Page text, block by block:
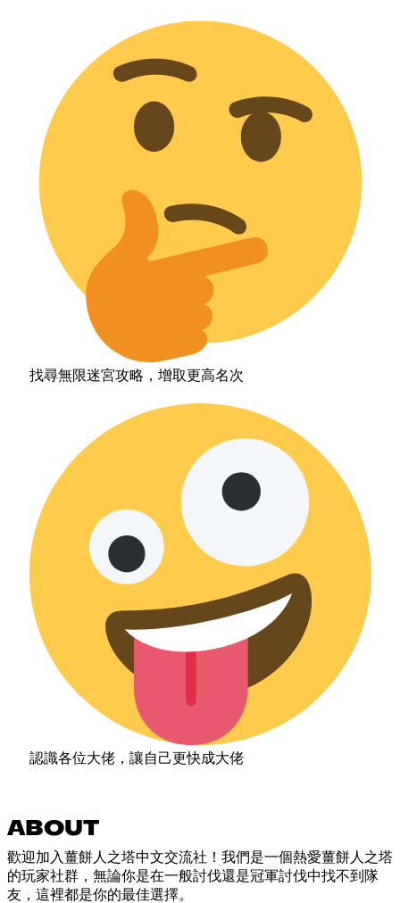
找尋無限迷宮攻略，增取更高名次
認識各位大佬，讓自己更快成大佬
ABOUT
歡迎加入薑餅人之塔中文交流社！我們是一個熱愛薑餅人之塔
的玩家社群，無論你是在一般討伐還是冠軍討伐中找不到隊
友，這裡都是你的最佳選擇。